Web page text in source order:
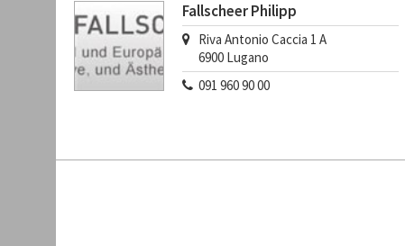
Fallscheer Philipp
Riva Antonio Caccia 1 A
6900 Lugano
091 960 90 00